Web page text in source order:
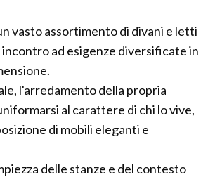
vasto assortimento di divani e letti
ad esigenze diversificate in
l'arredamento della propria
al carattere di chi lo vive,
di mobili eleganti e
delle stanze e del contesto